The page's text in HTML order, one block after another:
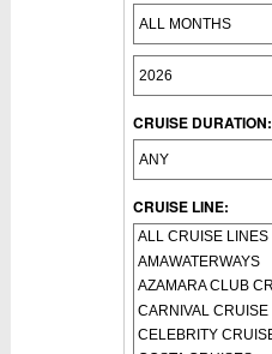
CRUISE DURATION:
CRUISE LINE: